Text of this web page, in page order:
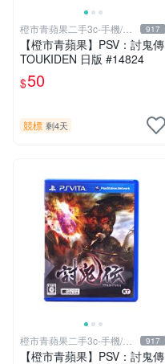
橙市青蘋果二手3c-手機/相
機
917
【橙市青蘋果】PSV：討鬼傳
TOUKIDEN 日版 #14824
$50
競標 剩4天
橙市青蘋果二手3c-手機/相
機
917
【橙市青蘋果】PSV：討鬼傳